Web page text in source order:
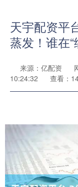
天宇配资平
蒸发！谁在
来源：亿配资
10:24:32
查看：